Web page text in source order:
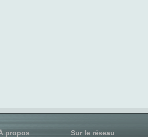
propos
Sur le réseau